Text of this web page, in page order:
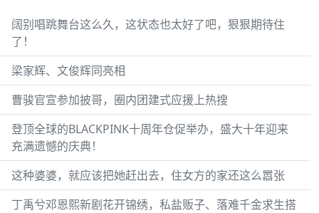
阔别唱跳舞台这么久，这状态也太好了吧，狠狠期待住
了！
梁家辉、文俊辉同亮相
曹骏官宣参加披哥，圈内团建式应援上热搜
登顶全球的BLACKPINK十周年仓促举办，盛大十年迎来
充满遗憾的庆典！
这种婆婆，就应该把她赶出去，住女方的家还这么嚣张
丁禹兮邓恩熙新剧花开锦绣，私盐贩子、落难千金求生搭